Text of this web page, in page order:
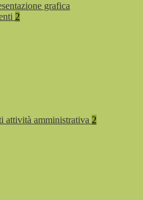
grafica
2
attività amministrativa 2